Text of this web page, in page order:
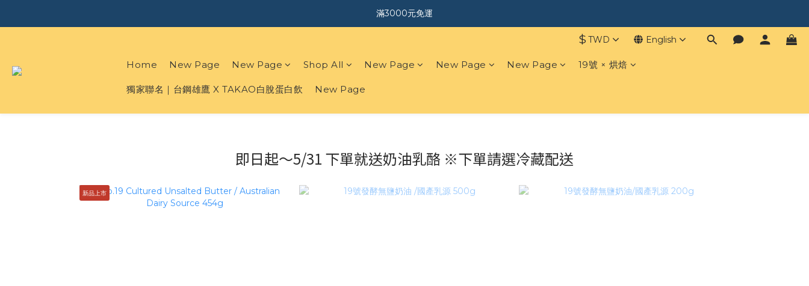
｜加入會員．送$150購物金｜
$ TWD English
Home New Page New Page Shop All New Page New Page New Page 19號 × 烘焙
獨家聯名｜台鋼雄鷹 X TAKAO白脫蛋白飲 New Page
即日起～5/31 下單就送奶油乳酪 ※下單請選冷藏配送
新品上市